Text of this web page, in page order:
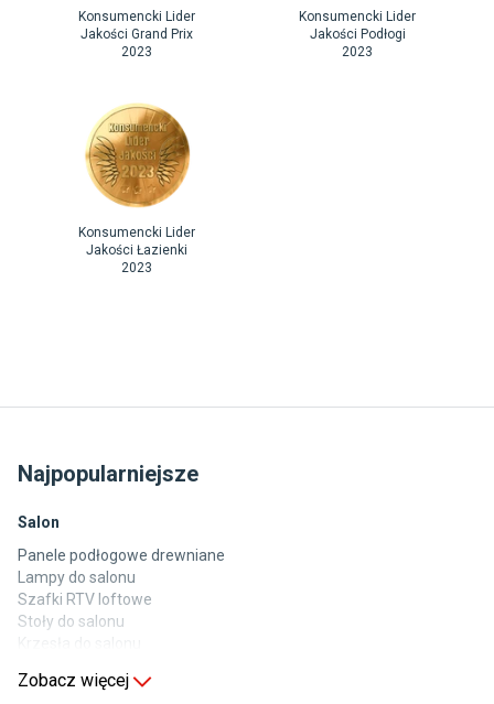
Konsumencki Lider
Jakości Grand Prix
2023
Konsumencki Lider
Jakości Podłogi
2023
Konsumencki Lider
Jakości Łazienki
2023
Najpopularniejsze
Salon
Panele podłogowe drewniane
Lampy do salonu
Szafki RTV loftowe
Stoły do salonu
Zobacz więcej